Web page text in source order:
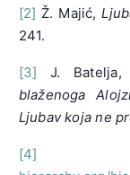
[2] Ž. Majić,
241.
[3] J.
blaženoga
Ljubav koja ne
[4]